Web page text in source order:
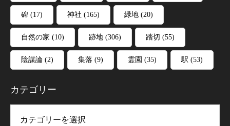
碑 (17) 神社 (165) 緑地 (20)
自然の家 (10) 跡地 (306) 踏切 (55)
陰謀論 (2) 集落 (9) 霊園 (35) 駅 (53)
カテゴリー